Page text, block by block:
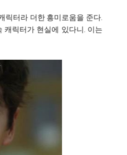
릭터라 더한 흥미로움을 준다.
캐릭터가 현실에 있다니. 이는